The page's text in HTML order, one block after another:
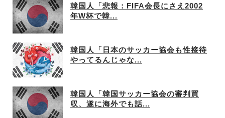
韓国人「悲報：FIFA会長にさえ2002
年W杯で韓...
韓国人「日本のサッカー協会も性接待
やってるんじゃな...
韓国人「韓国サッカー協会の審判買
収、遂に海外でも話...